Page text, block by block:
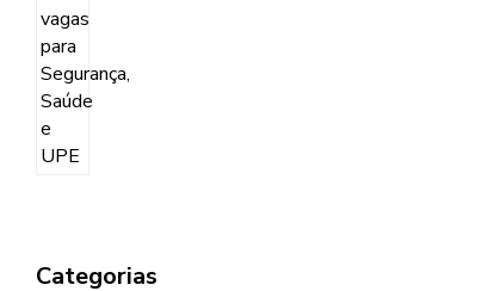
Categorias